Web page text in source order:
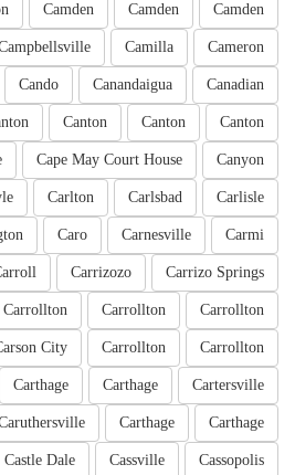
Camden
Camden
Camden
Cameron
Camilla
Canadian
Canandaigua
Cando
Canton
Canton
Canton
Canyon
Cape May Court House
Carlisle
Carlsbad
Carlton
Carmi
Carnesville
Caro
Carrizo Springs
Carrizozo
Carrollton
Carrollton
Carrollton
Carrollton
Carrollton
City
Cartersville
Carthage
Carthage
Carthage
Carthage
Cassopolis
Cassville
Castle Dale